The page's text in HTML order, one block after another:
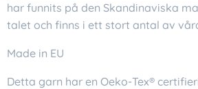
har funnits på den Skandinaviska
talet och finns i ett stort antal av
Made in EU
Detta garn har en Oeko-Tex®